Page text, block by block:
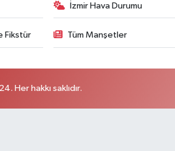
İzmir Hava Durumu
Fikstür Tüm Manşetler
Her hakkı saklıdır.